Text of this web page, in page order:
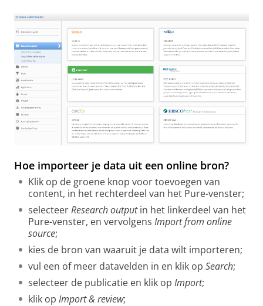
Hoe importeer je data uit een online bron?
Klik op de groene knop voor toevoegen van
content, in het rechterdeel van het Pure-venster;
selecteerResearch outputin het linkerdeel van het
Pure-venster, en vervolgens Import from online
source;
kies de bron van waaruit je data wilt importeren;
vul een of meer datavelden in en klik op Search;
selecteer de publicatie en klik op Import;
klik op Import & review;